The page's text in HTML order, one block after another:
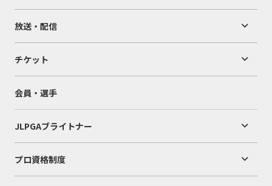
放送・配信
チケット
会員・選手
JLPGAブライトナー
プロ資格制度